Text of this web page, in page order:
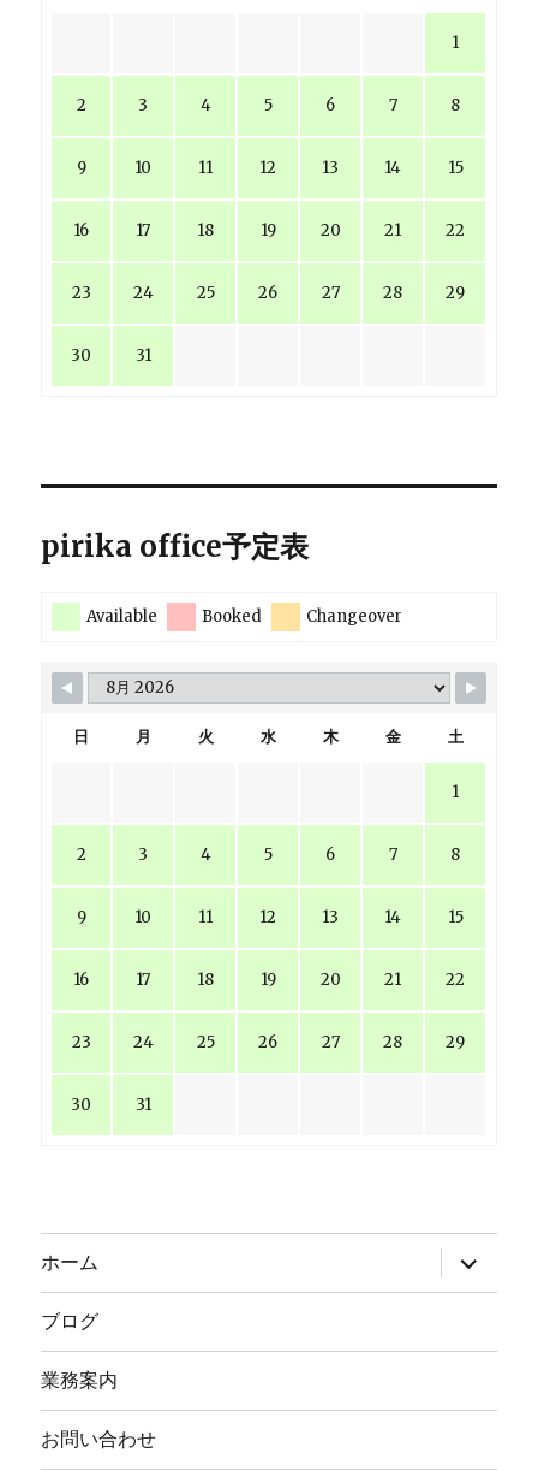
1
2 3 4 5 6 7 8
9 10 11 12 13 14 15
16 17 18 19 20 21 22
23 24 25 26 27 28 29
30 31
pirika office予定表
Available Booked Changeover
日 月 火 水 木 金 土
1
2 3 4 5 6 7 8
9 10 11 12 13 14 15
16 17 18 19 20 21 22
23 24 25 26 27 28 29
30 31
ホーム
サ
ブ
メ
ー
開
ブログ
業務案内
お問い合わせ